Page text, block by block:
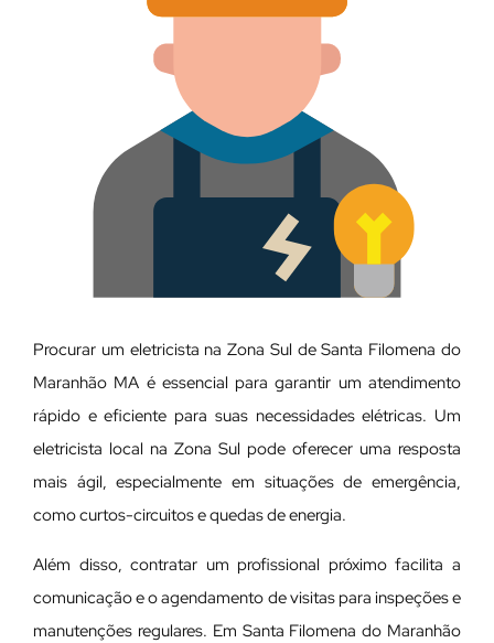
Procurar um eletricista na Zona Sul de Santa Filomena do
Maranhão MA é essencial para garantir um atendimento
rápido e eficiente para suas necessidades elétricas. Um
eletricista local na Zona Sul pode oferecer uma resposta
mais ágil, especialmente em situações de emergência,
como curtos-circuitos e quedas de energia.
Além disso, contratar um profissional próximo facilita a
comunicação e o agendamento de visitas para inspeções e
manutenções regulares. Em Santa Filomena do Maranhão